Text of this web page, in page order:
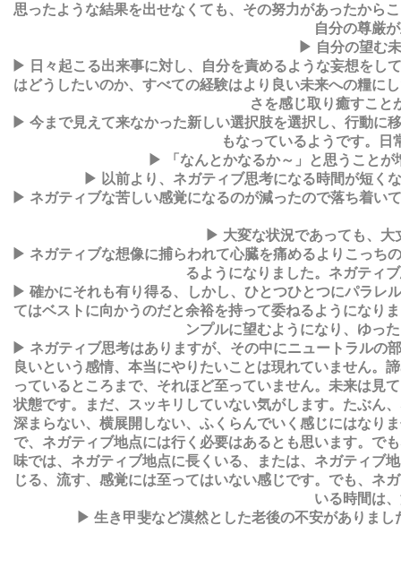
思ったような結果を出せなくても、その努力があったから
自分の尊厳
▶ 自分の望む
▶ 日々起こる出来事に対し、自分を責めるような妄想をし
はどうしたいのか、すべての経験はより良い未来への糧に
さを感じ取り癒すこと
▶ 今まで見えて来なかった新しい選択肢を選択し、行動に
もなっているようです。
▶ 「なんとかなるか～」と思うこと
▶ 以前より、ネガティブ思考になる時間が短く
▶ ネガティブな苦しい感覚になるのが減ったので落ち着い
▶ 大変な状況であっても、大
▶ ネガティブな想像に捕らわれて心臓を痛めるよりこっち
るようになりました。ネガティ
▶ 確かにそれも有り得る、しかし、ひとつひとつにパラレ
てはベストに向かうのだと余裕を持って委ねるようになり
ンプルに望むようになり、ゆっ
▶ ネガティブ思考はありますが、その中にニュートラルの
良いという感情、本当にやりたいことは現れていません。
っているところまで、それほど至っていません。未来は見
状態です。まだ、スッキリしていない気がします。たぶん
深まらない、横展開しない、ふくらんでいく感じにはなり
で、ネガティブ地点には行く必要はあるとも思います。で
味では、ネガティブ地点に長くいる、または、ネガティブ
じる、流す、感覚には至ってはいない感じです。でも、ネ
いる時間は
▶ 生き甲斐など漠然とした老後の不安がありま